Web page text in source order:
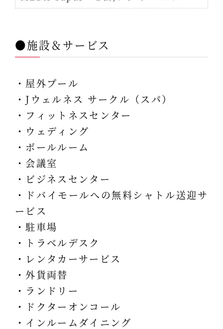
●施設＆サービス
・屋外プール
・Jウェルネス サークル（スパ）
・フィットネスセンター
・ウェディング
・ボールルーム
・会議室
・ビジネスセンター
・ドバイモールへの無料シャトル送迎サ
ービス
・駐車場
・トラベルデスク
・レンタカーサービス
・外貨両替
・ランドリー
・ドクターオンコール
・インルームダイニング